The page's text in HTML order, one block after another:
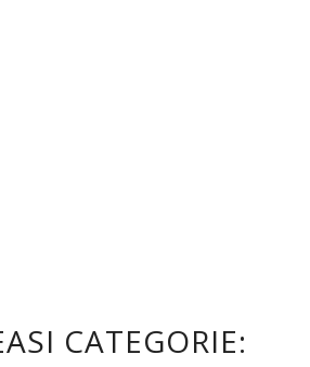
CATEGORIE: